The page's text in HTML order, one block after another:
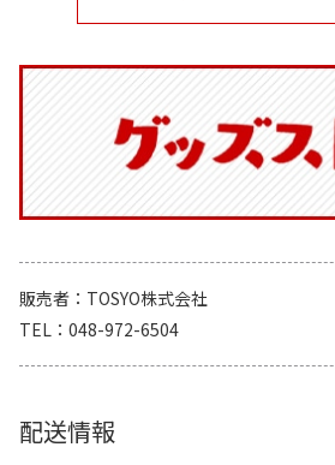
販売者
TOSYO株式会社
TEL
048-972-6504
配送情報